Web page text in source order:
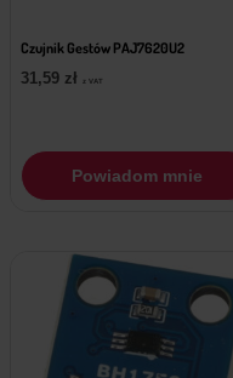
Czujnik Gestów PAJ7620U2
31,59 zł z VAT
Powiadom mnie